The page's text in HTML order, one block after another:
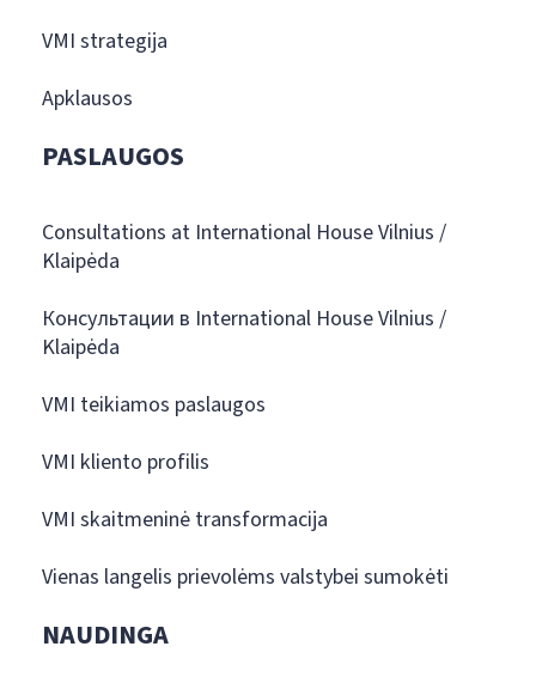
VMI strategija
Apklausos
PASLAUGOS
Consultations at International House Vilnius /
Klaipėda
Консультации в International House Vilnius /
Klaipėda
VMI teikiamos paslaugos
VMI kliento profilis
VMI skaitmeninė transformacija
Vienas langelis prievolėms valstybei sumokėti
NAUDINGA